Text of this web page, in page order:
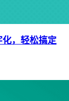
，轻松搞定